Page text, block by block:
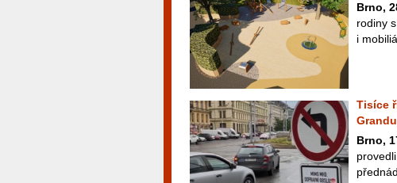
Brno,
rodiny
i
Tisíce
Brno,